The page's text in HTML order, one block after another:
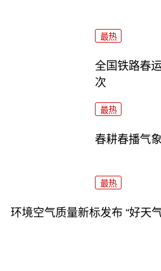
最热
全国铁路春
次
最热
春耕春播气
最热
环境空气质量新标发布 “好天